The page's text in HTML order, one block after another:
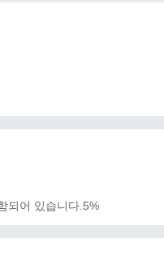
되어 있습니다.5%